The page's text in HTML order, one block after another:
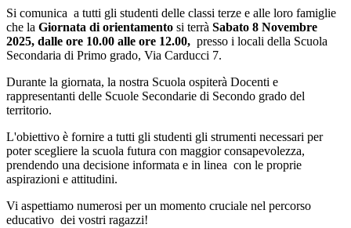
Si comunica a tutti gli studenti delle classi terze e alle loro famiglie
che la Giornata di orientamento si terrà Sabato 8 Novembre
2025, dalle ore 10.00 alle ore 12.00, presso i locali della Scuola
Secondaria di Primo grado, Via Carducci 7.
Durante la giornata, la nostra Scuola ospiterà Docenti e
rappresentanti delle Scuole Secondarie di Secondo grado del
territorio.
L'obiettivo è fornire a tutti gli studenti gli strumenti necessari per
poter scegliere la scuola futura con maggior consapevolezza,
prendendo una decisione informata e in linea con le proprie
aspirazioni e attitudini.
Vi aspettiamo numerosi per un momento cruciale nel percorso
educativo dei vostri ragazzi!